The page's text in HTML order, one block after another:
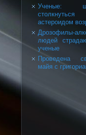
Ученые:
астероидом
Дрозофилы-
людей
ученые
Проведена
майя с